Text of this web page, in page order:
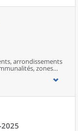
arrondissements
zones
d’attraction des